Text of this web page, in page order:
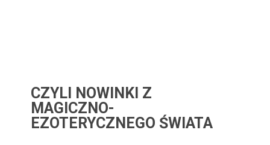
CZYLI NOWINKI Z
MAGICZNO-
EZOTERYCZNEGO ŚWIATA